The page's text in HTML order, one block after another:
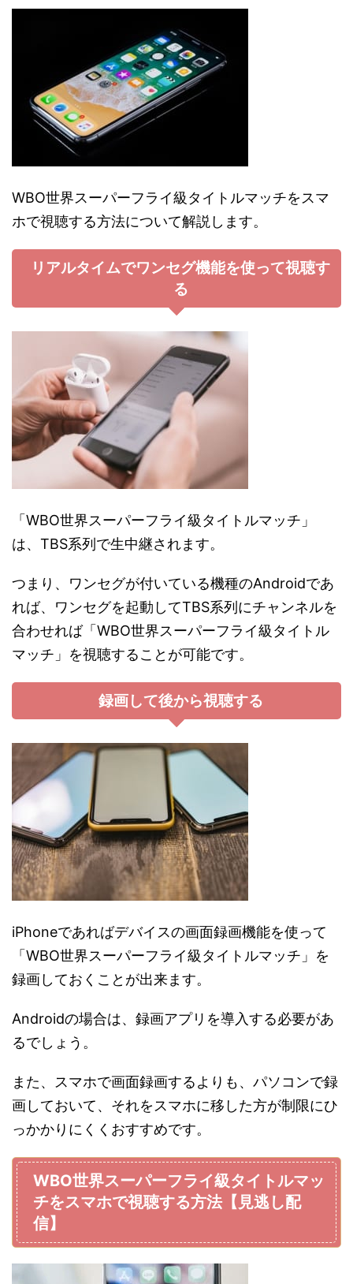
WBO世界スーパーフライ級タイトルマッチをスマ
ホで視聴する方法について解説します。
リアルタイムでワンセグ機能を使って視聴す
る
「WBO世界スーパーフライ級タイトルマッチ」
は、TBS系列で生中継されます。
つまり、ワンセグが付いている機種のAndroidであ
れば、ワンセグを起動してTBS系列にチャンネルを
合わせれば「WBO世界スーパーフライ級タイトル
マッチ」を視聴することが可能です。
録画して後から視聴する
iPhoneであればデバイスの画面録画機能を使って
「WBO世界スーパーフライ級タイトルマッチ」を
録画しておくことが出来ます。
Androidの場合は、録画アプリを導入する必要があ
るでしょう。
また、スマホで画面録画するよりも、パソコンで録
画しておいて、それをスマホに移した方が制限にひ
っかかりにくくおすすめです。
WBO世界スーパーフライ級タイトルマッ
チをスマホで視聴する方法【見逃し配
信】